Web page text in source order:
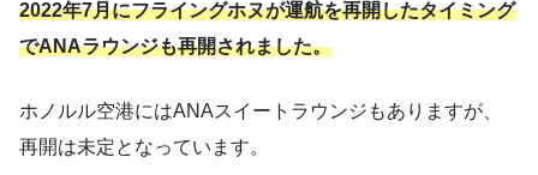
2022年7月にフライングホヌが運航を再開したタイミング
でANAラウンジも再開されました。
ホノルル空港にはANAスイートラウンジもありますが、
再開は未定となっています。